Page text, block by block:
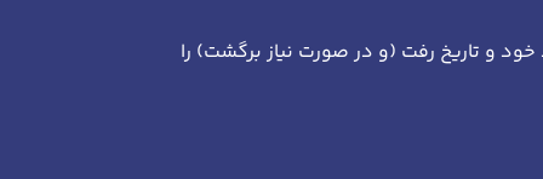
خود و تاریخ رفت (و در صورت نیاز برگشت) را